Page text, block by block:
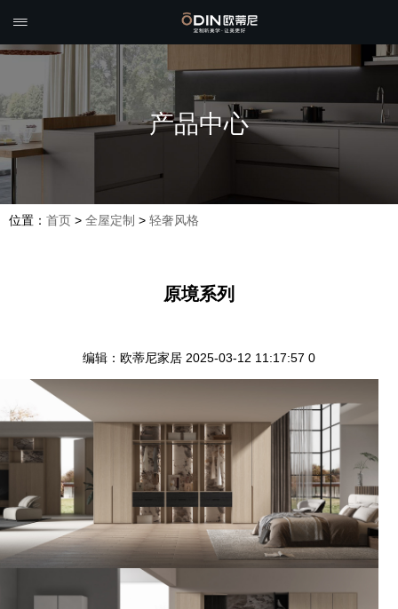

产品中心
位置： 首页 > 全屋定制 > 轻奢风格
原境系列
编辑：欧蒂尼家居 2025-03-12 11:17:57 0